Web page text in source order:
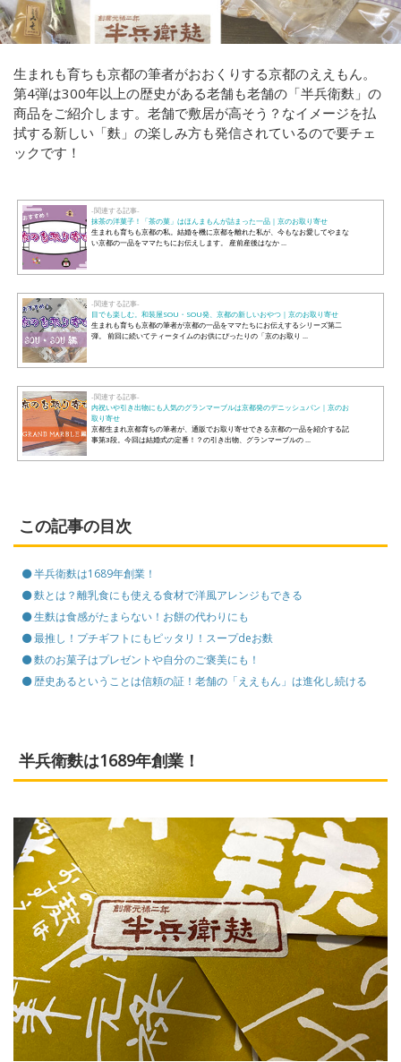
生まれも育ちも京都の筆者がおおくりする京都のええもん。
第4弾は300年以上の歴史がある老舗も老舗の「半兵衛麩」の
商品をご紹介します。老舗で敷居が高そう？なイメージを払
拭する新しい「麩」の楽しみ方も発信されているので要チェ
ックです！
-関連する記事-
抹茶の洋菓子！「茶の菓」はほんまもんが詰まった一品｜京のお取り寄せ
生まれも育ちも京都の私。結婚を機に京都を離れた私が、今もなお愛してやまな
い京都の一品をママたちにお伝えします。 産前産後はなか ...
-関連する記事-
目でも楽しむ。和装屋SOU・SOU発、京都の新しいおやつ｜京のお取り寄せ
生まれも育ちも京都の筆者が京都の一品をママたちにお伝えするシリーズ第二
弾。 前回に続いてティータイムのお供にぴったりの「京のお取り ...
-関連する記事-
内祝いや引き出物にも人気のグランマーブルは京都発のデニッシュパン｜京のお
取り寄せ
京都生まれ京都育ちの筆者が、通販でお取り寄せできる京都の一品を紹介する記
事第3段。今回は結婚式の定番！？の引き出物、グランマーブルの ...
この記事の目次
半兵衛麩は1689年創業！
麩とは？離乳食にも使える食材で洋風アレンジもできる
生麩は食感がたまらない！お餅の代わりにも
最推し！プチギフトにもピッタリ！スープdeお麩
麩のお菓子はプレゼントや自分のご褒美にも！
歴史あるということは信頼の証！老舗の「ええもん」は進化し続ける
半兵衛麩は1689年創業！